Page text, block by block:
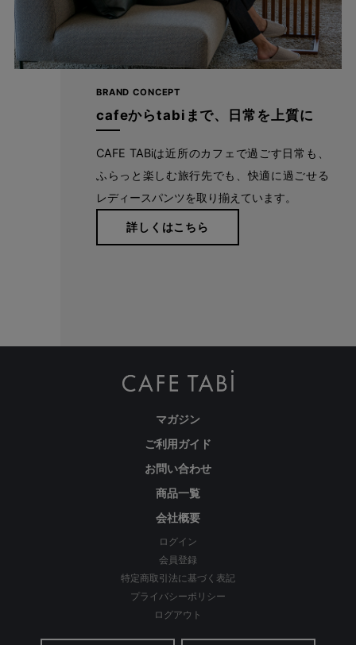
前開きできちんと感＆バックギャザーで更に
楽ラク
もOK！ ウエストの後ろにはギャザーを寄せているため、その日
の調子によってゆとりが違うウエストにもフィットします。 ワイ
ドシルエットだから、X脚やO脚など気になるラインもひろいにく
く、体型カバー力も◎ また前身にダーツを入れたことで、お腹周
りにゆとりを持たせながらもスッキリ見えを叶えました。
BRAND CONCEPT
cafeからtabiまで、日常を上質に
CAFE TABiは近所のカフェで過ごす日常も、
ふらっと楽しむ旅行先でも、快適に過ごせる
レディースパンツを取り揃えています。
詳しくはこちら
マガジン
ご利用ガイド
お問い合わせ
商品一覧
会社概要
ログイン
会員登録
特定商取引法に基づく表記
プライバシーポリシー
ログアウト